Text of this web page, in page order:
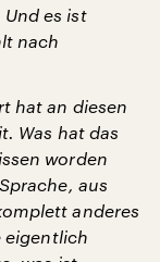
es ist
nach
hat an diesen
Was hat das
worden
aus
anderes
eigentlich